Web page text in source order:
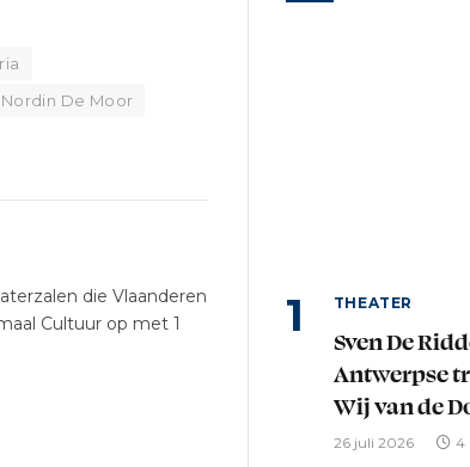
Nordin De Moor
die Vlaanderen
Cultuur op met 1
THEATER
Sven De
Antwerpse
Wij van de
26 juli 2026 4